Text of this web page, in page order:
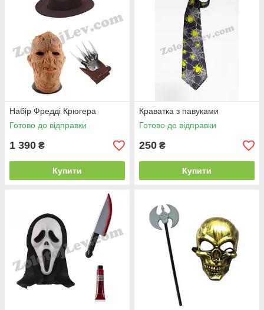
Набір Фредді Крюгера
Готово до відправки
1 390 ₴
Купити
Краватка з павуками
Готово до відправки
250 ₴
Купити